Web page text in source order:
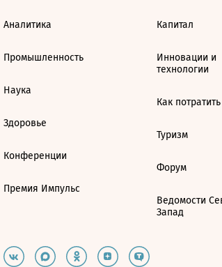
Аналитика
Промышленность
Наука
Здоровье
Конференции
Премия Импульс
Капитал
Инновации и
технологии
Как потратить
Туризм
Форум
Ведомости
Запад